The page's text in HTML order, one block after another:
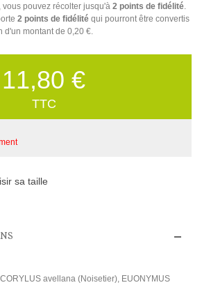
vous pouvez récolter jusqu'à 2 points de fidélité.
2 points de fidélité qui pourront être convertis
d'un montant de 0,20 €.
11,80 €
TTC
sa taille
avellana (Noisetier), EUONYMUS